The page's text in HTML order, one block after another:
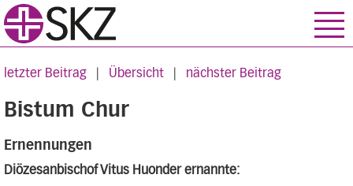
letzter Beitrag Übersicht nächster Beitrag
Bistum Chur
Ernennungen
Diözesanbischof Vitus Huonder ernannte: